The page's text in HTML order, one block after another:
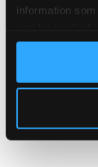
information
BULTCIRKEL
BROMS-ID